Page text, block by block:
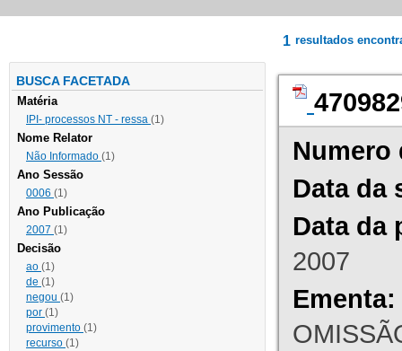
BUSCA FACETADA
Matéria
IPI- processos NT - ressa (1)
Nome Relator
Não Informado (1)
Ano Sessão
0006 (1)
Ano Publicação
2007 (1)
Decisão
ao (1)
de (1)
negou (1)
por (1)
provimento (1)
recurso (1)
1 resultados
Numero
Data da
Data da
2007
Ementa: